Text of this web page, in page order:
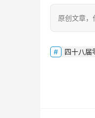
原创文章，
四十八届